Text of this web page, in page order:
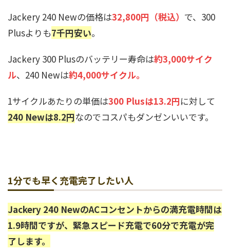
Jackery 240 Newの価格は32,800円（税込） で、300
Plusよりも7千円安い。
Jackery 300 Plusのバッテリー寿命は約3,000サイク
ル、240 Newは約4,000サイクル。
1サイクルあたりの単価は300 Plusは13.2円に対して
240 Newは8.2円なのでコスパもダンゼンいいです。
1分でも早く充電完了したい人
Jackery 240 NewのACコンセントからの満充電時間は
1.9時間ですが、緊急スピード充電で60分で充電が完
了します。